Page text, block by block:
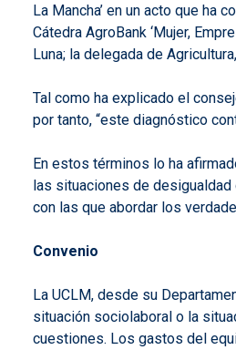
La Mancha’ en un acto que ha
Cátedra AgroBank ‘Mujer,
Luna; la delegada de
Tal como ha explicado el
por tanto, “este diagnóstico
En estos términos lo ha
las situaciones de
con las que abordar los
Convenio
La UCLM, desde su
situación sociolaboral o la
cuestiones. Los gastos del